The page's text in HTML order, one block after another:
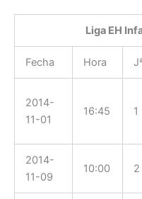
Liga EH
Fecha Hora
2014-
11-01
16:45 1
2014-
11-09
10:00 2